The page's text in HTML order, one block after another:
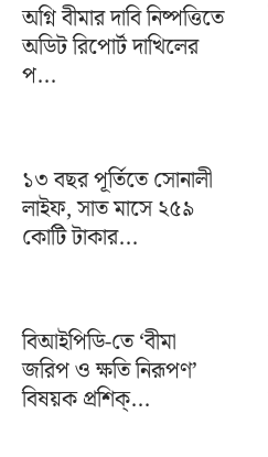
অগ্নি বীমার দাবি নিষ্পত্তিতে
অডিট রিপোর্ট দাখিলের
প...
১৩ বছর পূর্তিতে সোনালী
লাইফ, সাত মাসে ২৫৯
কোটি টাকার...
বিআইপিডি-তে ‘বীমা
জরিপ ও ক্ষতি নিরূপণ’
বিষয়ক প্রশিক্...